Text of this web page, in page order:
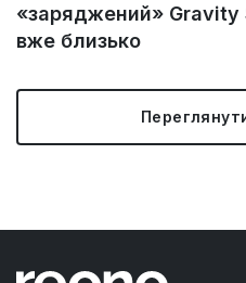
«заряджений»
вже близько